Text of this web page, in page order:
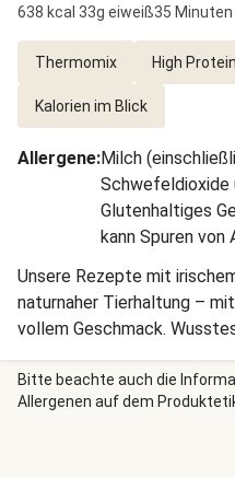
638 kcal 33g eiweiß35 Minuten
Thermomix High Protein
Kalorien im Blick
Allergene:Milch
Schwefeldioxide
Glutenhaltiges
kann Spuren
Unsere Rezepte mit
naturnaher Tierhaltung –
vollem Geschmack.
mindestens 220 Tage ihrer
verbringen und überwiegend
Aufzucht und Schlachtung
Bitte beachte auch die
Allergenen auf dem